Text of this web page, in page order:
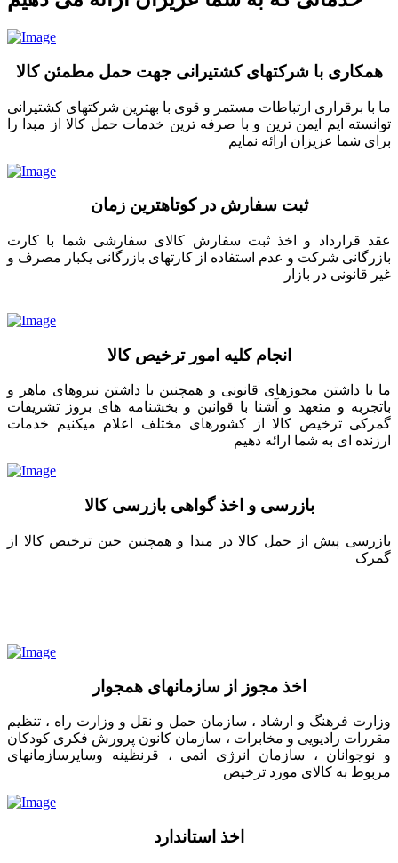
همکاری با شرکتهای کشتیرانی جهت حمل مطمئن کالا
ما با برقراری ارتباطات مستمر و قوی با بهترین شرکتهای کشتیرانی
توانسته ایم ایمن ترین و با صرفه ترین خدمات حمل کالا از مبدا را
برای شما عزیزان ارائه نمایم
ثبت سفارش در کوتاهترین زمان
عقد قرارداد و اخذ ثبت سفارش کالای سفارشی شما با کارت
بازرگانی شرکت و عدم استفاده از کارتهای بازرگانی یکبار مصرف و
غیر قانونی در بازار
انجام کلیه امور ترخیص کالا
ما با داشتن مجوزهای قانونی و همچنین با داشتن نیروهای ماهر و
باتجربه و متعهد و آشنا با قوانین و بخشنامه های بروز تشریفات
گمرکی ترخیص کالا از کشورهای مختلف اعلام میکنیم خدمات
ارزنده ای به شما ارائه دهیم
بازرسی و اخذ گواهی بازرسی کالا
بازرسی پیش از حمل کالا در مبدا و همچنین حین ترخیص کالا از
گمرک
اخذ مجوز از سازمانهای همجوار
وزارت فرهنگ و ارشاد ، سازمان حمل و نقل و وزارت راه ، تنظیم
مقررات رادیویی و مخابرات ، سازمان کانون پرورش فکری کودکان
و نوجوانان ، سازمان انرژی اتمی ، قرنظینه وسایرسازمانهای
مربوط به کالای مورد ترخیص
اخذ استاندارد